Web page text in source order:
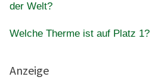
der Welt?
Welche Therme ist auf Platz 1?
Anzeige